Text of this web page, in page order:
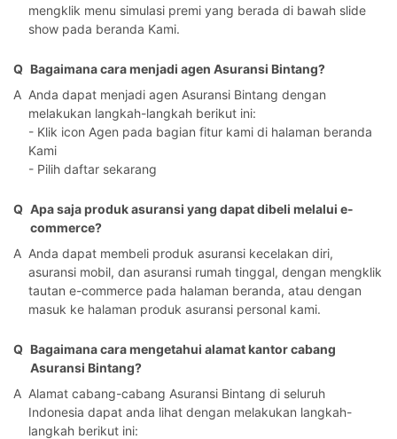
mengklik menu simulasi premi yang berada di bawah slide
show pada beranda Kami.
Q Bagaimana cara menjadi agen Asuransi Bintang?
A Anda dapat menjadi agen Asuransi Bintang dengan
melakukan langkah-langkah berikut ini:
- Klik icon Agen pada bagian fitur kami di halaman beranda
Kami
- Pilih daftar sekarang
Q Apa saja produk asuransi yang dapat dibeli melalui e-
commerce?
A Anda dapat membeli produk asuransi kecelakan diri,
asuransi mobil, dan asuransi rumah tinggal, dengan mengklik
tautan e-commerce pada halaman beranda, atau dengan
masuk ke halaman produk asuransi personal kami.
Q Bagaimana cara mengetahui alamat kantor cabang
Asuransi Bintang?
A Alamat cabang-cabang Asuransi Bintang di seluruh
Indonesia dapat anda lihat dengan melakukan langkah-
langkah berikut ini: